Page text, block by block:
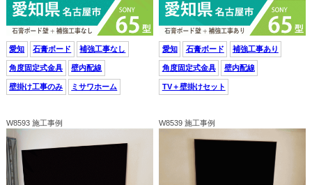
愛知 石膏ボード 補強工事なし
角度固定式金具 壁内配線
壁掛け工事のみ ミサワホーム
愛知 石膏ボード 補強工事あり
角度固定式金具 壁内配線
TV＋壁掛けセット
W8593 施工事例 W8539 施工事例